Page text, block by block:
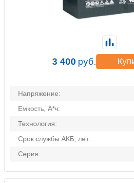
Напряжение:
Емкость, А*ч:
Технология:
Срок службы АКБ, лет:
Серия:
3 400 руб.